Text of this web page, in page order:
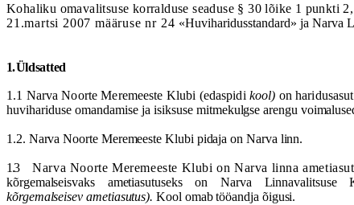
Kohaliku omavalitsuse korralduse seaduse § 30 lõike 1 punkti
21.martsi 2007 määruse nr 24 «Huviharidusstandard» ja Narva
1.Üldsatted
1.1 Narva Noorte Meremeeste Klubi (edaspidi kool) on
huvihariduse omandamise ja isiksuse mitmekulgse arengu
1.2. Narva Noorte Meremeeste Klubi pidaja on Narva linn.
1.3 Narva Noorte Meremeeste Klubi on Narva linna
kõrgemalseisvaks
ametiasutuseks on Narva Linnavalitsuse
kõrgemalseisev ametiasutus). Kool omab tööandja õigusi.